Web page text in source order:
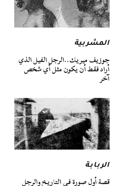
المشربية
جوزيف ميريك..الرجل الفيل الذي
أراد فقط أن يكون مثل أي شخص
آخر
الربابة
قصة أول صورة في التاريخ والرجل